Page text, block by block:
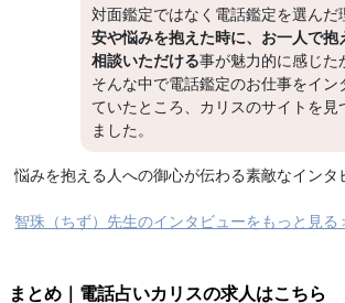
対面鑑定ではなく電話鑑定を選んだ
安や悩みを抱えた時に、お一人で
相談いただける事が魅力的に感じた
そんな中で電話鑑定のお仕事をイン
ていたところ、カリスのサイトを見
ました。
悩みを抱える人への御心が伝わる素敵なインタ
智珠（ちず）先生のインタビューをもっと見る
まとめ｜電話占いカリスの求人はこちら